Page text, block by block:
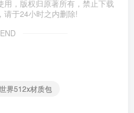
，版权归原著所有，禁止下载
请于24小时之内删除!
界512x材质包